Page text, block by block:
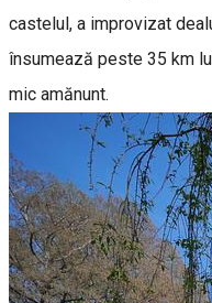
castelul, a improvizat
însumează peste 35 km
mic amănunt.